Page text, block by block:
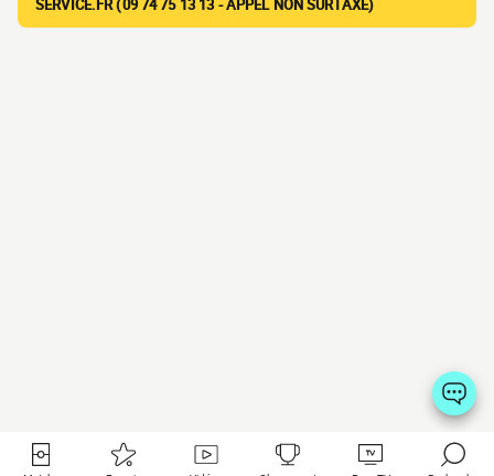
SERVICE.FR (09 74 75 13 13 - APPEL NON SURTAXÉ)